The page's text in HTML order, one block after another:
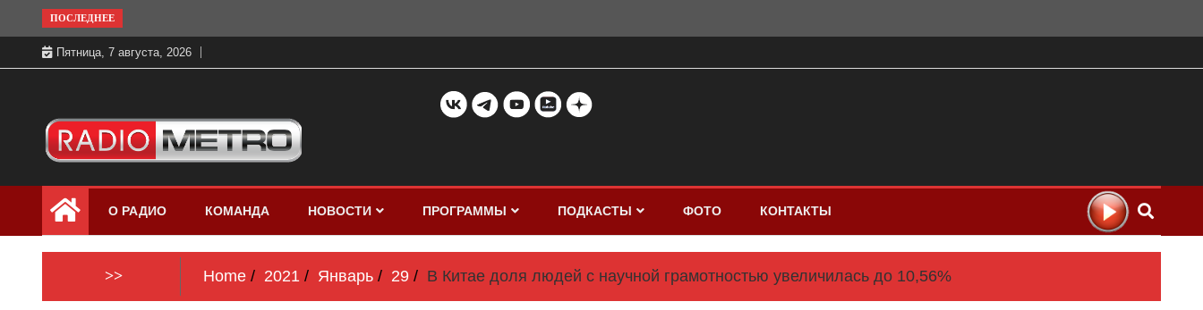
to
content
ПОСЛЕДНЕЕ
Пятница, 7 августа, 2026
Радио МЕТРО
бесплатно в хорошем качестве Санкт-
Петербург и Россия
О РАДИО КОМАНДА НОВОСТИ ПРОГРАММЫ ПОДКАСТЫ ФОТО КОНТАКТЫ
>> Home 2021 Январь 29 В Китае доля людей с научной грамотностью увеличилась до 10,56%